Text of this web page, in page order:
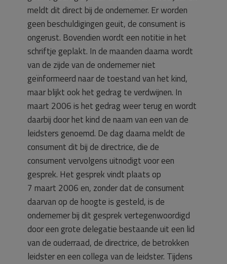
meldt dit direct bij de ondernemer. Er worden
geen beschuldigingen geuit, de consument is
ongerust. Bovendien wordt een notitie in het
schriftje geplakt. In de maanden daarna wordt
van de zijde van de ondernemer niet
geïnformeerd naar de toestand van het kind,
maar blijkt ook het gedrag te verdwijnen. In
maart 2006 is het gedrag weer terug en wordt
daarbij door het kind de naam van een van de
leidsters genoemd. De dag daarna meldt de
consument dit bij de directrice, die de
consument vervolgens uitnodigt voor een
gesprek. Het gesprek vindt plaats op
7 maart 2006 en, zonder dat de consument
daarvan op de hoogte is gesteld, is de
ondernemer bij dit gesprek vertegenwoordigd
door een grote delegatie bestaande uit een lid
van de ouderraad, de directrice, de betrokken
leidster en een collega van de leidster. Tijdens